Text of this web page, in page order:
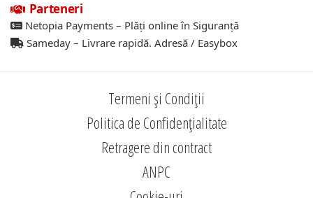
Parteneri
Netopia Payments – Plăți online în Siguranță
Sameday – Livrare rapidă. Adresă / Easybox
Termeni și Condiții
Politica de Confidențialitate
Retragere din contract
ANPC